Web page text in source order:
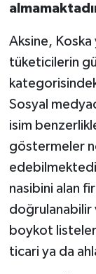
Aksine,
tüketicilerin
Sosyal
isim
göstermeler
nasibini alan
doğrulanabilir
boykot
ticari ya da